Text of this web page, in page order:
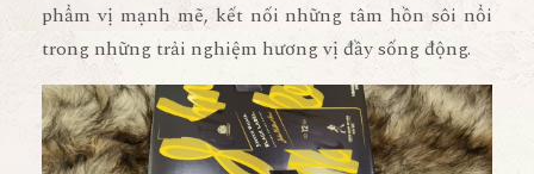
phẩm vị mạnh mẽ, kết nối những tâm hồn sôi nổi
trong những trải nghiệm hương vị đầy sống động.